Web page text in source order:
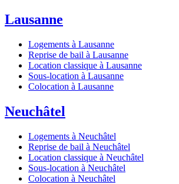
Lausanne
Logements à Lausanne
Reprise de bail à Lausanne
Location classique à Lausanne
Sous-location à Lausanne
Colocation à Lausanne
Neuchâtel
Logements à Neuchâtel
Reprise de bail à Neuchâtel
Location classique à Neuchâtel
Sous-location à Neuchâtel
Colocation à Neuchâtel